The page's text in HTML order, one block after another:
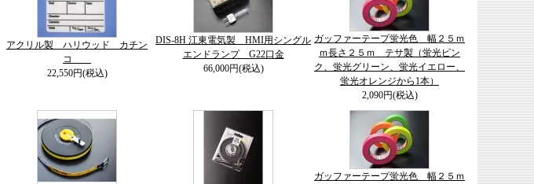
アクリル製 ハリウッド カチン
コ
22,550円(税込)
DIS-8H 江東電気製 HMI用シングル
エンドランプ G22口金
66,000円(税込)
ガッファーテープ蛍光色 幅２５ｍ
ｍ長さ２５ｍ テサ製（蛍光ピン
ク、蛍光グリーン、蛍光イエロー、
蛍光オレンジから1本）
2,090円(税込)
ガッファーテープ蛍光色 幅２５ｍ